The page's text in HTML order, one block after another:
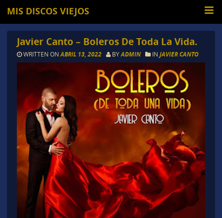
MIS DISCOS VIEJOS
Javier Canto – Boleros De Toda La Vida.
WRITTEN ON ABRIL 13, 2022 BYADMIN IN JAVIER CANTO